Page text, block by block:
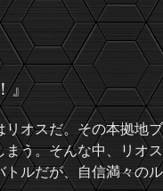
オスだ。その本拠地
う。そんな中、リオ
ルだが、自信満々の